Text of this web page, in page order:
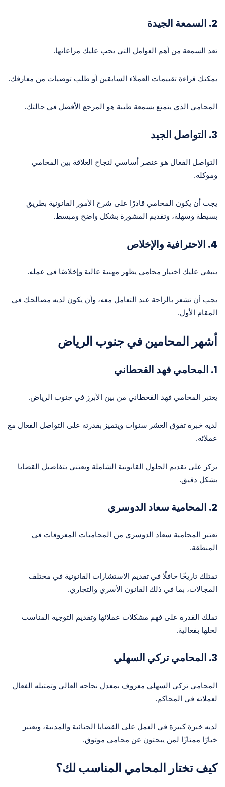
2. السمعة الجيدة
تعد السمعة من أهم العوامل التي يجب عليك مراعاتها.
يمكنك قراءة تقييمات العملاء السابقين أو طلب توصيات من معارفك.
المحامي الذي يتمتع بسمعة طيبة هو المرجع الأفضل في حالتك.
3. التواصل الجيد
التواصل الفعال هو عنصر أساسي لنجاح العلاقة بين المحامي
وموكله.
يجب أن يكون المحامي قادرًا على شرح الأمور القانونية بطريق
بسيطة وسهلة، وتقديم المشورة بشكل واضح ومبسط.
4. الاحترافية والإخلاص
ينبغي عليك اختيار محامي يظهر مهنية عالية وإخلاصًا في عمله.
يجب أن تشعر بالراحة عند التعامل معه، وأن يكون لديه مصالحك في
المقام الأول.
أشهر المحامين في جنوب الرياض
1. المحامي فهد القحطاني
يعتبر المحامي فهد القحطاني من بين الأبرز في جنوب الرياض.
لديه خبرة تفوق العشر سنوات ويتميز بقدرته على التواصل الفعال مع
عملائه.
يركز على تقديم الحلول القانونية الشاملة ويعتني بتفاصيل القضايا
بشكل دقيق.
2. المحامية سعاد الدوسري
تعتبر المحامية سعاد الدوسري من المحاميات المعروفات في
المنطقة.
تمتلك تاريخًا حافلًا في تقديم الاستشارات القانونية في مختلف
المجالات، بما في ذلك القانون الأسري والتجاري.
تملك القدرة على فهم مشكلات عملائها وتقديم التوجيه المناسب
لحلها بفعالية.
3. المحامي تركي السهلي
المحامي تركي السهلي معروف بمعدل نجاحه العالي وتمثيله الفعال
لعملائه في المحاكم.
لديه خبرة كبيرة في العمل على القضايا الجنائية والمدنية، ويعتبر
خيارًا ممتازًا لمن يبحثون عن محامي موثوق.
كيف تختار المحامي المناسب لك؟